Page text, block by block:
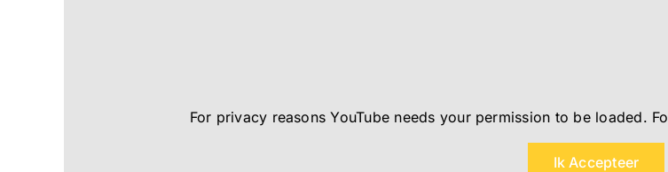
For privacy reasons YouTube needs your permission to be loaded.
Ik Accepteer